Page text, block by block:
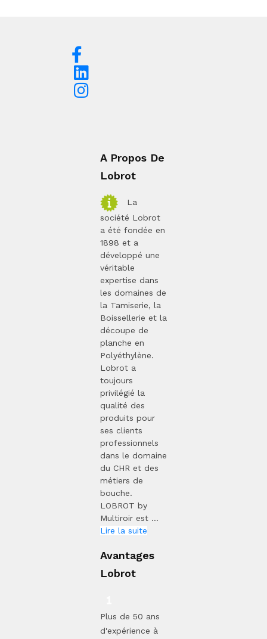
A Propos De
Lobrot
La
société Lobrot
a été fondée en
1898 et a
développé une
véritable
expertise dans
les domaines de
la Tamiserie, la
Boissellerie et la
découpe de
planche en
Polyéthylène.
Lobrot a
toujours
privilégié la
qualité des
produits pour
ses clients
professionnels
dans le domaine
du CHR et des
métiers de
bouche.
LOBROT by
Multiroir est ...
Lire la suite
Avantages
Lobrot
Plus de 50 ans
d'expérience à